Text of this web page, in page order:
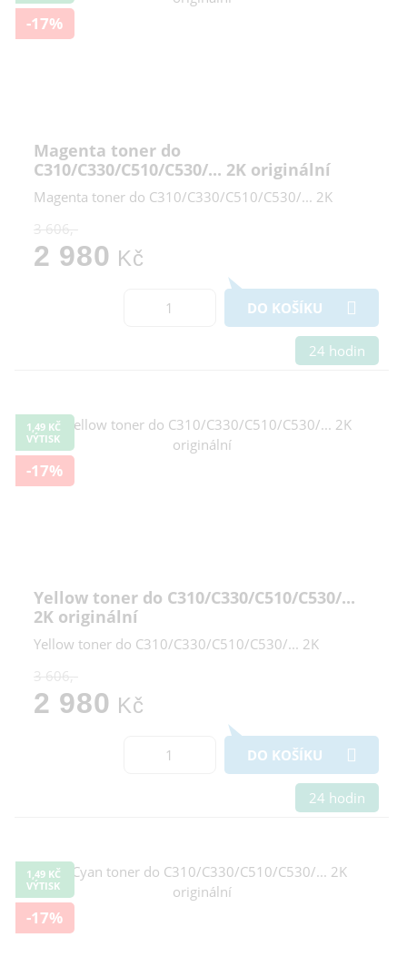
-17%
Magenta toner do
C310/C330/C510/C530/... 2K originální
Magenta toner do C310/C330/C510/C530/... 2K
3 606,-
2 980 Kč
DO KOŠÍKU
24 hodin
1,49 KČ
VÝTISK
-17%
Yellow toner do C310/C330/C510/C530/...
2K originální
Yellow toner do C310/C330/C510/C530/... 2K
3 606,-
2 980 Kč
DO KOŠÍKU
24 hodin
1,49 KČ
VÝTISK
-17%